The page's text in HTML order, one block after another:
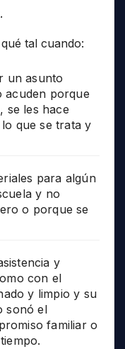
tal cuando:
un asunto
acuden porque
se les hace
que se trata y
para algún
y no
o porque se
y
con el
y limpio y su
sonó el
familiar o